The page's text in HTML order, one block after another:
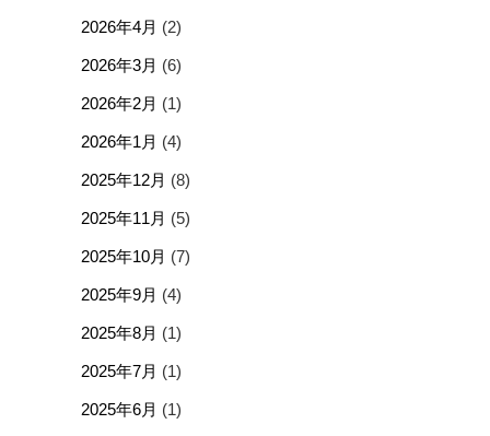
2026年4月 (2)
2026年3月 (6)
2026年2月 (1)
2026年1月 (4)
2025年12月 (8)
2025年11月 (5)
2025年10月 (7)
2025年9月 (4)
2025年8月 (1)
2025年7月 (1)
2025年6月 (1)